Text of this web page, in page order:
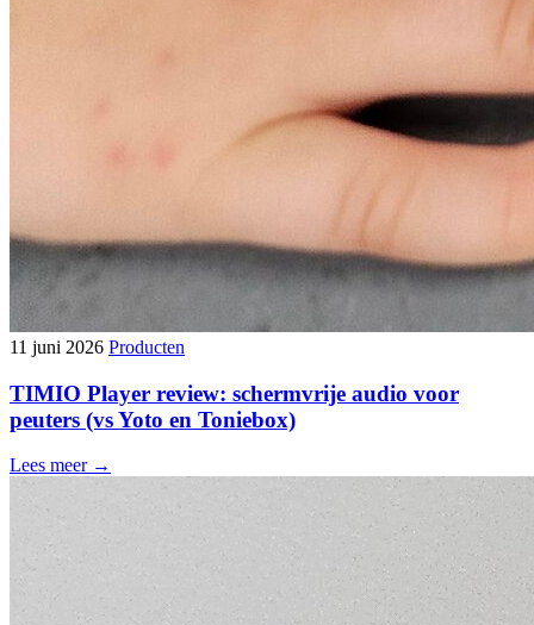
11 juni 2026 Producten
TIMIO Player review: schermvrije audio voor
peuters (vs Yoto en Toniebox)
Lees meer →